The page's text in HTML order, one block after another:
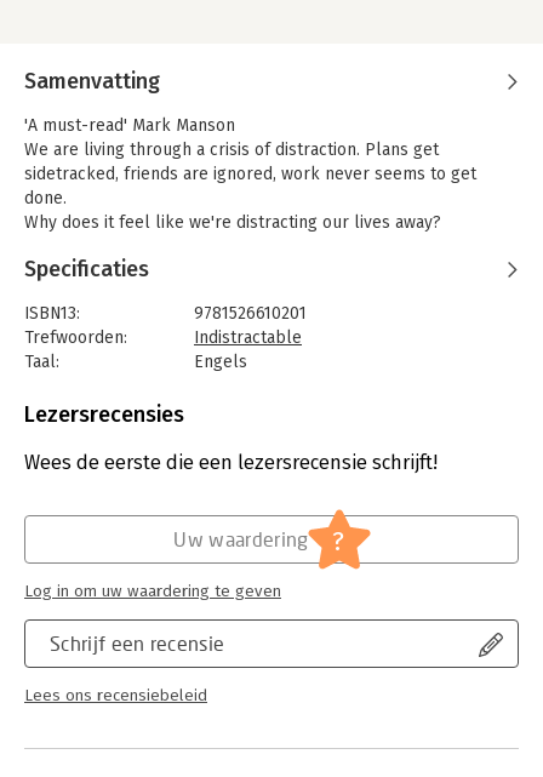
Samenvatting
'A must-read' Mark Manson
We are living through a crisis of distraction. Plans get
sidetracked, friends are ignored, work never seems to get
done.
Why does it feel like we're distracting our lives away?
hidden psychology driving you to distraction. Empowering and
realise your ambitions, and live the life you really want.
'If you value your time, your focus or your relationships, this
book is essential reading' Jonathan Haidt, author of The
'A guide to staying focused in an age of constant distraction'
'Exactly what most of us need in order to focus on what is
distractions of modern life' Matt Haig
'Does exactly as it promises. Amazing' Chris Evans
'The best guide I've read for reclaiming our attention, our focus
and our lives' Arianna Huffington
Specificaties
ISBN13:
9781526610201
Trefwoorden:
Indistractable
Taal:
Engels
Aantal pagina's:
Verschijningsdatum:
3-12-2024
Lezersrecensies
Wees de eerste die een lezersrecensie schrijft!
Schrijf een recensie
Lees ons recensiebeleid
Uw waardering ?
Log in om uw waardering te geven